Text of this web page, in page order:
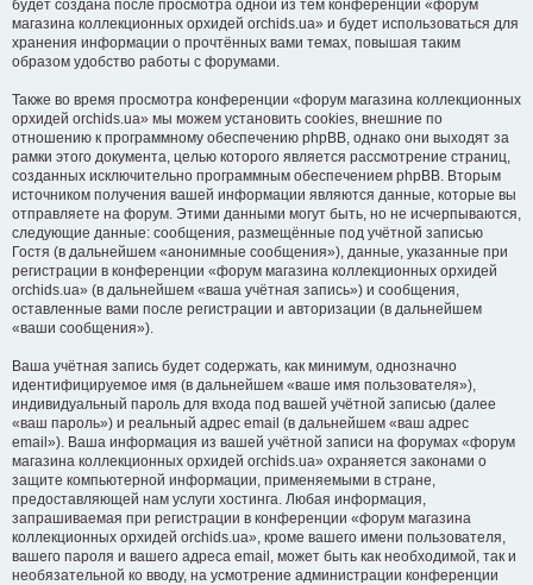
будет создана после просмотра одной из тем конференции «форум
магазина коллекционных орхидей orchids.ua» и будет использоваться для
хранения информации о прочтённых вами темах, повышая таким
образом удобство работы с форумами.
Также во время просмотра конференции «форум магазина коллекционных
орхидей orchids.ua» мы можем установить cookies, внешние по
отношению к программному обеспечению phpBB, однако они выходят за
рамки этого документа, целью которого является рассмотрение страниц,
созданных исключительно программным обеспечением phpBB. Вторым
источником получения вашей информации являются данные, которые вы
отправляете на форум. Этими данными могут быть, но не исчерпываются,
следующие данные: сообщения, размещённые под учётной записью
Гостя (в дальнейшем «анонимные сообщения»), данные, указанные при
регистрации в конференции «форум магазина коллекционных орхидей
orchids.ua» (в дальнейшем «ваша учётная запись») и сообщения,
оставленные вами после регистрации и авторизации (в дальнейшем
«ваши сообщения»).
Ваша учётная запись будет содержать, как минимум, однозначно
идентифицируемое имя (в дальнейшем «ваше имя пользователя»),
индивидуальный пароль для входа под вашей учётной записью (далее
«ваш пароль») и реальный адрес email (в дальнейшем «ваш адрес
email»). Ваша информация из вашей учётной записи на форумах «форум
магазина коллекционных орхидей orchids.ua» охраняется законами о
защите компьютерной информации, применяемыми в стране,
предоставляющей нам услуги хостинга. Любая информация,
запрашиваемая при регистрации в конференции «форум магазина
коллекционных орхидей orchids.ua», кроме вашего имени пользователя,
вашего пароля и вашего адреса email, может быть как необходимой, так и
необязательной ко вводу, на усмотрение администрации конференции